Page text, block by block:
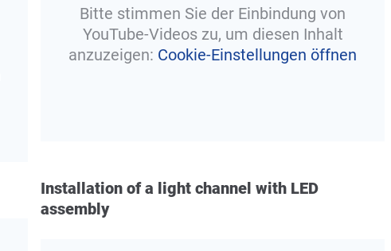
Bitte stimmen Sie der Einbindung von
YouTube-Videos zu, um diesen Inhalt
anzuzeigen: Cookie-Einstellungen öffnen
Installation of a light channel with LED
assembly